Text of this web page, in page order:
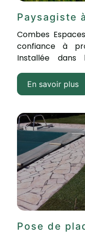
Paysagiste
Combes
confiance à
Installée dans
En savoir plus
Pose de